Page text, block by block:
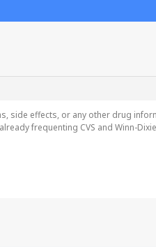
side effects, or any other drug
frequenting CVS and Winn-